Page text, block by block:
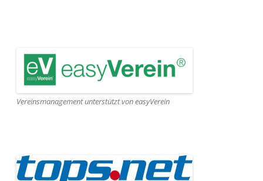
Vereinsmanagement unterstützt von easyVerein